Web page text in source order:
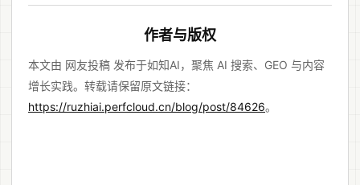
作者与版权
本文由 网友投稿 发布于如知AI，聚焦 AI 搜索、GEO 与内容
增长实践。转载请保留原文链接：
https://ruzhiai.perfcloud.cn/blog/post/84626。